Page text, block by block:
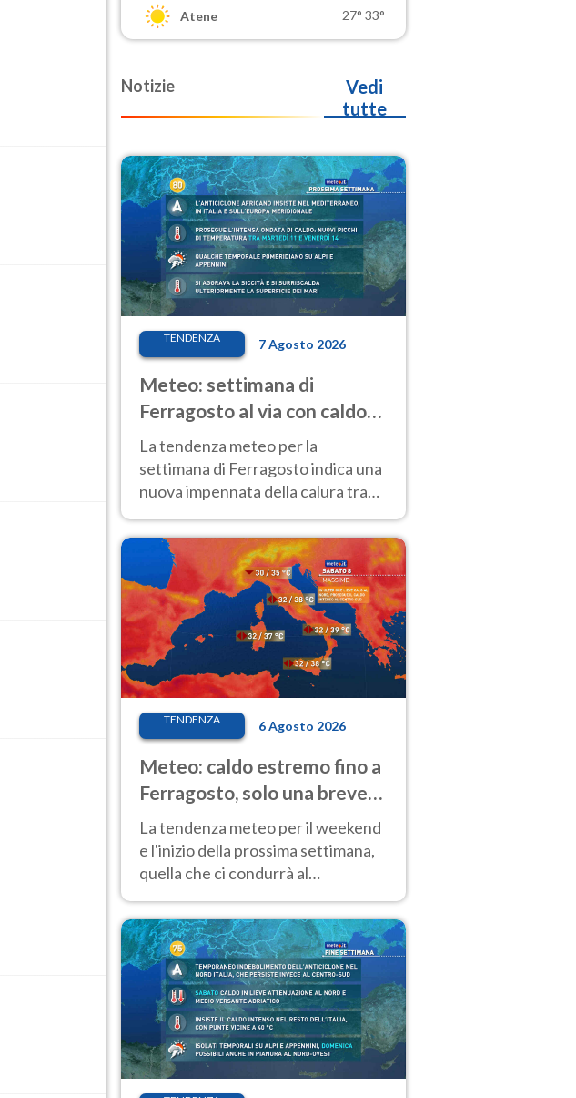
Atene 27° 33°
Notizie
Vedi
tutte
TENDENZA 7 Agosto 2026
Meteo: settimana di
Ferragosto al via con caldo
intenso e qualche temporale
La tendenza meteo per la
settimana di Ferragosto indica una
nuova impennata della calura tra
anche al Nord.
TENDENZA 6 Agosto 2026
Meteo: caldo estremo fino a
Ferragosto, solo una breve
pausa. Ecco dove
La tendenza meteo per il weekend
e l'inizio della prossima settimana,
quella che ci condurrà al
temperature molto elevate